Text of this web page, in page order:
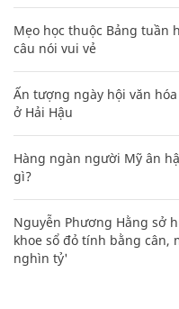
Mẹo học thuộc Bảng tuần
câu nói vui vẻ
Ấn tượng ngày hội văn
ở Hải Hậu
Hàng ngàn người Mỹ ân
gì?
Nguyễn Phương Hằng sở
khoe sổ đỏ tính bằng cân,
nghìn tỷ'